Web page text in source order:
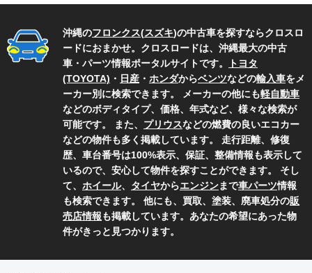
沖縄のフロンクス(スズキ)の中古車を探すならクロスロ
ードにおまかせ。クロスロードは、沖縄最大の中古
車・パーツ情報ポータルサイトです。
トヨタ
(TOYOTA) ・ 日産 ・ ホンダからベンツなどの輸入車をメ
ーカー別に検索できます。 メーカーの他にも軽自動車
などのボディタイプ、価格、年式など、様々な検索が
可能です。 また、 プリウスなどの燃費の良いエコカー
などの物件も多く掲載しています。 走行距離、修復
歴、車台番号は100%表示、保証、整備情報も表示して
いるので、安心して物件を探すことができます。 そし
て、 ホイール、 タイヤからエンジンまで車パーツ情報
も検索できます。 他にも、買取、塗装、廃車処分の販
売店情報も掲載しています。あなたの希望にあった物
件がきっと見つかります。